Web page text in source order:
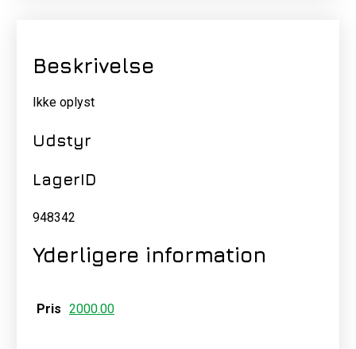
Beskrivelse
Ikke oplyst
Udstyr
LagerID
948342
Yderligere information
Pris 2000.00